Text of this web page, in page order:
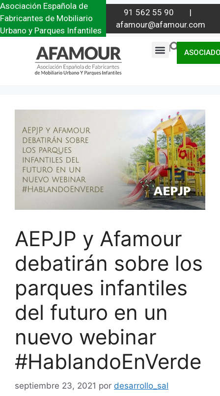
Asociación Española de
Fabricantes de Mobiliario
Urbano y Parques Infantiles
91 562 55 90 |
afamour@afamour.com
|
AEPJP y Afamour
debatirán sobre los
parques infantiles
del futuro en un
nuevo webinar
#HablandoEnVerde
septiembre 23, 2021 por desarrollo_sal